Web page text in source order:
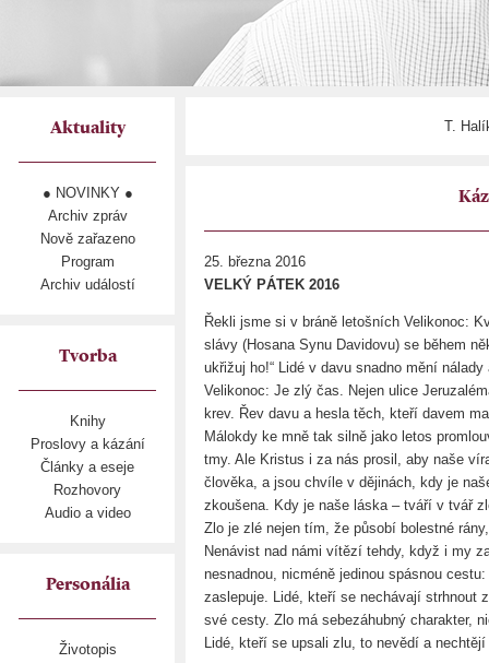
Aktuality
● NOVINKY ●
Archiv zpráv
Nově zařazeno
Program
Archiv událostí
Tvorba
Knihy
Proslovy a kázání
Články a eseje
Rozhovory
Audio a video
Personália
Životopis
T.
25. března 2016
VELKÝ PÁTEK 2016
Řekli jsme si v bráně letošních Velikonoc:
slávy (Hosana Synu Davidovu) se během
ukřižuj ho!“ Lidé v davu snadno mění
Velikonoc: Je zlý čas. Nejen ulice
krev. Řev davu a hesla těch, kteří davem
Málokdy ke mně tak silně jako letos
tmy. Ale Kristus i za nás prosil, aby naše
člověka, a jsou chvíle v dějinách, kdy je
zkoušena. Kdy je naše láska – tváří v tvář
Zlo je zlé nejen tím, že působí bolestné
Nenávist nad námi vítězí tehdy, když i my
nesnadnou, nicméně jedinou spásnou cestu:
zaslepuje. Lidé, kteří se nechávají strhnout
své cesty. Zlo má sebezáhubný charakter,
Lidé, kteří se upsali zlu, to nevědí a